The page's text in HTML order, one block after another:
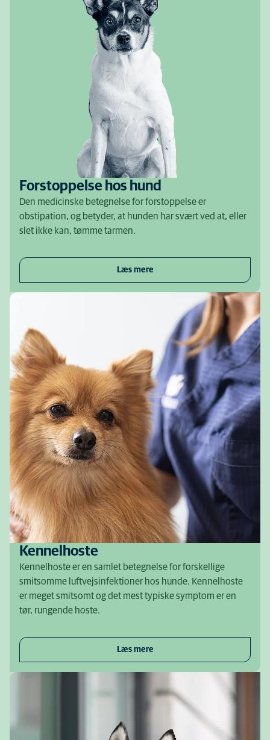
Forstoppelse hos hund
Den medicinske betegnelse for forstoppelse er
obstipation, og betyder, at hunden har svært ved at, eller
slet ikke kan, tømme tarmen.
Læs mere
Kennelhoste
Kennelhoste er en samlet betegnelse for forskellige
smitsomme luftvejsinfektioner hos hunde. Kennelhoste
er meget smitsomt og det mest typiske symptom er en
tør, rungende hoste.
Læs mere